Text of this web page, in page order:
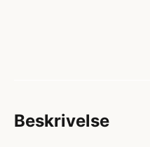
Beskrivelse